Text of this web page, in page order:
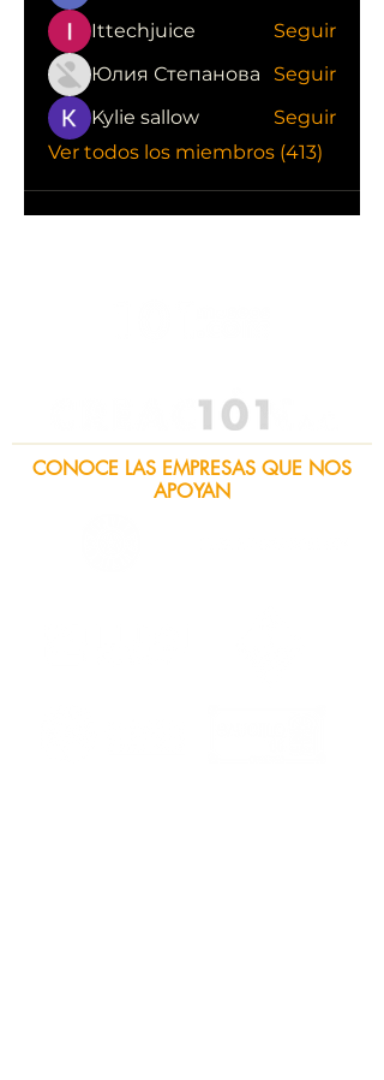
Ittechjuice
Seguir
Юлия Степанова
Seguir
Kylie sallow
Seguir
Ver todos los miembros (413)
CONOCE LAS EMPRESAS QUE NOS
APOYAN